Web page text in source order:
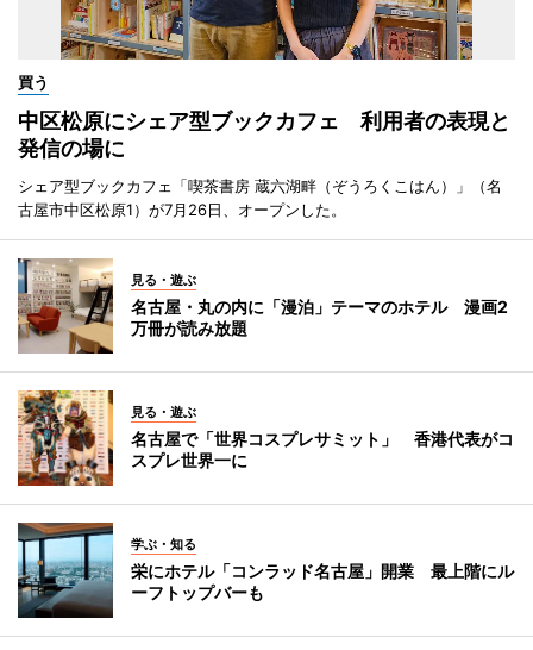
買う
中区松原にシェア型ブックカフェ 利用者の表現と
発信の場に
シェア型ブックカフェ「喫茶書房 蔵六湖畔（ぞうろくこはん）」（名
古屋市中区松原1）が7月26日、オープンした。
見る・遊ぶ
名古屋・丸の内に「漫泊」テーマのホテル 漫画2
万冊が読み放題
見る・遊ぶ
名古屋で「世界コスプレサミット」 香港代表がコ
スプレ世界一に
学ぶ・知る
栄にホテル「コンラッド名古屋」開業 最上階にル
ーフトップバーも